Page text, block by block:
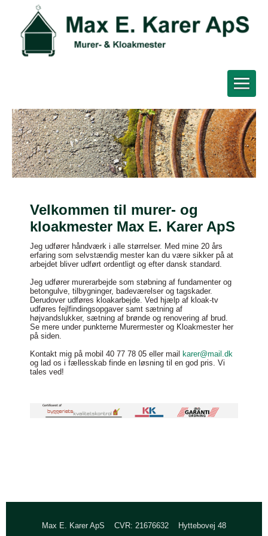
Velkommen til murer- og
kloakmester Max E. Karer ApS
Jeg udfører håndværk i alle størrelser. Med mine 20 års
erfaring som selvstændig mester kan du være sikker på at
arbejdet bliver udført ordentligt og efter dansk standard.
Jeg udfører murerarbejde som støbning af fundamenter og
betongulve, tilbygninger, badeværelser og tagskader.
Derudover udføres kloakarbejde. Ved hjælp af kloak-tv
udføres fejlfindingsopgaver samt sætning af
højvandslukker, sætning af brønde og renovering af brud.
Se mere under punkterne Murermester og Kloakmester her
på siden.
Kontakt mig på mobil 40 77 78 05 eller mail
karer@mail.dk
og lad os i fællesskab finde en løsning til en god pris. Vi
tales ved!
Max E. Karer ApS CVR: 21676632 Hyttebovej 48